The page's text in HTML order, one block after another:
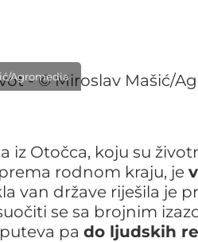
Agromedia
iz Otočca, koju su
rodnom kraju, je
van države riješila je
se sa brojnim
pa do ljudskih